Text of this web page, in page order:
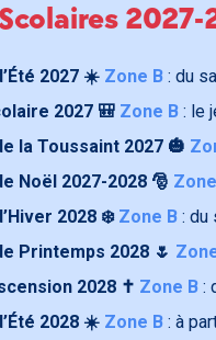
2027 ☀️ Zone B: du
2027 🎒 Zone B: le
la Toussaint 2027 🎃
Noël 2027-2028 🎅
2028 ❄️ Zone B: du
Printemps 2028 🌷
2028 ✝️ Zone B:
2028 ☀️ Zone B: à